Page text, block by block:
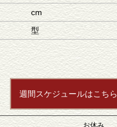
cm
型
週間スケジュールはこちら